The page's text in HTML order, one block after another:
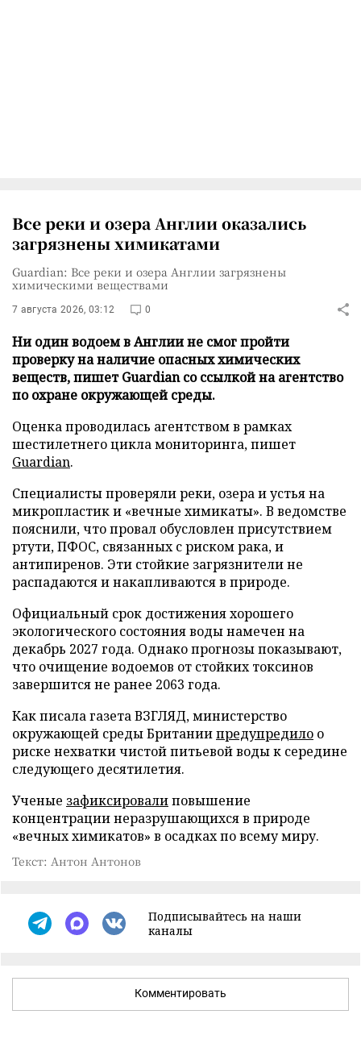
Все реки и озера Англии оказались
загрязнены химикатами
Guardian: Все реки и озера Англии загрязнены
химическими веществами
7 августа 2026, 03:12 0
Ни один водоем в Англии не смог пройти
проверку на наличие опасных химических
веществ, пишет Guardian со ссылкой на агентство
по охране окружающей среды.
Оценка проводилась агентством в рамках
шестилетнего цикла мониторинга, пишет
Guardian.
Специалисты проверяли реки, озера и устья на
микропластик и «вечные химикаты». В ведомстве
пояснили, что провал обусловлен присутствием
ртути, ПФОС, связанных с риском рака, и
антипиренов. Эти стойкие загрязнители не
распадаются и накапливаются в природе.
Официальный срок достижения хорошего
экологического состояния воды намечен на
декабрь 2027 года. Однако прогнозы показывают,
что очищение водоемов от стойких токсинов
завершится не ранее 2063 года.
Как писала газета ВЗГЛЯД, министерство
окружающей среды Британиипредупредило о
риске нехватки чистой питьевой воды к середине
следующего десятилетия.
Ученые зафиксировалиповышение
концентрации неразрушающихся в природе
«вечных химикатов» в осадках по всему миру.
Текст: Антон Антонов
Подписывайтесь на наши
каналы
Комментировать